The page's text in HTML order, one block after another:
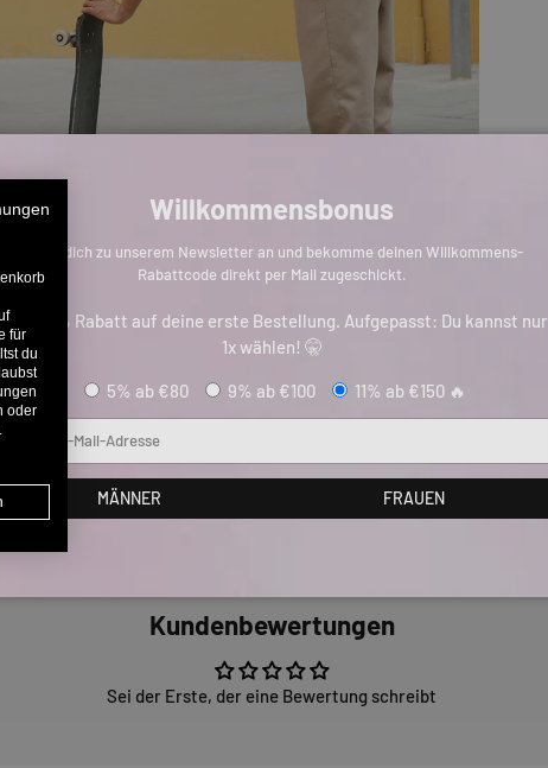
Kundenbewertungen
Sei der Erste, der eine Bewertung schreibt
Willkommensbonus
Melde dich zu unserem Newsletter an und bekomme deinen Willkommens-
Rabattcode direkt per Mail zugeschickt.
zu 11% Rabatt auf deine erste Bestellung. Aufgepasst: Du kannst nur
1x wählen! 🤫
5% ab €80 9% ab €100 11% ab €150 🔥
MÄNNER FRAUEN
für
du
oder